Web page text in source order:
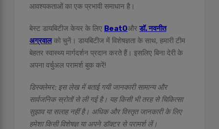
आवश्यकताओं का एक प्रभावी समाधान है।
बेस्ट डायबिटीज केयर के लिए BeatOऔर डॉ. नवनीत
अग्रवालको चुनें। डायबिटीज में विशेषज्ञता के साथ, हमारी टीम
बेहतर स्वास्थ्य मार्गदर्शन प्रदान करते हैं। इसलिए बिना देरी के
अपना वर्चुअल परामर्श बुक करें!
डिस्क्लेमर: इस लेख में बताई गयी जानकारी सामान्य और
सार्वजनिक स्रोतों से ली गई है। यह किसी भी तरह से चिकित्सा
सुझाव या सलाह नहीं है। अधिक और विस्तृत जानकारी के लिए
हमेशा किसी विशेषज्ञ या अपने डॉक्टर से परामर्श लें।